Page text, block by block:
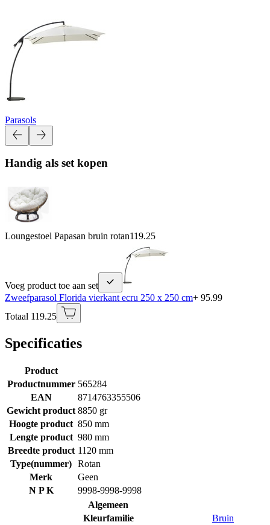
Parasols
Handig als set kopen
Loungestoel Papasan bruin rotan119.25
Voeg product toe aan set
Zweefparasol Florida vierkant ecru 250 x 250 cm+ 95.99
Totaal 119.25
Specificaties
Product
Productnummer 565284
EAN
8714763355506
Gewicht product 8850 gr
Hoogte product 850 mm
Lengte product 980 mm
Breedte product 1120 mm
Type(nummer) Rotan
Merk
Geen
N P K
9998-9998-9998
Algemeen
Kleurfamilie
Bruin